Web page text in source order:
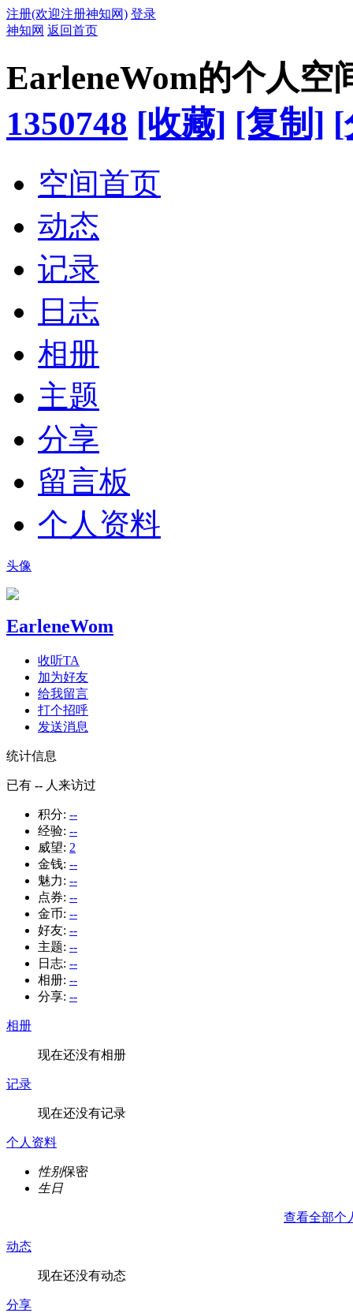
注册(欢迎注册神知网) 登录
神知网 返回首页
EarleneWom的个人空
1350748 [收藏] [复制] [
空间首页
动态
记录
日志
相册
主题
分享
留言板
个人资料
头像
EarleneWom
收听TA
加为好友
给我留言
打个招呼
发送消息
统计信息
已有 -- 人来访过
积分: --
经验: --
威望: 2
金钱: --
魅力: --
点券: --
金币: --
好友: --
主题: --
日志: --
相册: --
分享: --
相册
现在还没有相册
记录
现在还没有记录
个人资料
性别保密
生日
查看全部个
动态
现在还没有动态
分享